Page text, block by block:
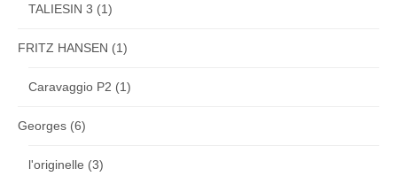
TALIESIN 3 (1)
FRITZ HANSEN (1)
Caravaggio P2 (1)
Georges (6)
l'originelle (3)